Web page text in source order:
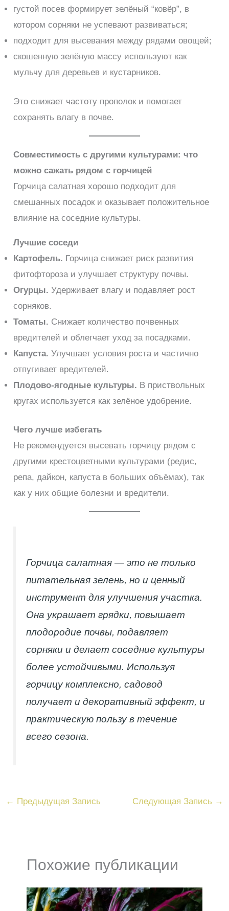
густой посев формирует зелёный “ковёр”, в
котором сорняки не успевают развиваться;
подходит для высевания между рядами овощей;
скошенную зелёную массу используют как
мульчу для деревьев и кустарников.
Это снижает частоту прополок и помогает
сохранять влагу в почве.
Совместимость с другими культурами: что
можно сажать рядом с горчицей
Горчица салатная хорошо подходит для
смешанных посадок и оказывает положительное
влияние на соседние культуры.
Лучшие соседи
Картофель. Горчица снижает риск развития
фитофтороза и улучшает структуру почвы.
Огурцы. Удерживает влагу и подавляет рост
сорняков.
Томаты. Снижает количество почвенных
вредителей и облегчает уход за посадками.
Капуста. Улучшает условия роста и частично
отпугивает вредителей.
Плодово-ягодные культуры. В приствольных
кругах используется как зелёное удобрение.
Чего лучше избегать
Не рекомендуется высевать горчицу рядом с
другими крестоцветными культурами (редис,
репа, дайкон, капуста в больших объёмах), так
как у них общие болезни и вредители.
Горчица салатная — это не только
питательная зелень, но и ценный
инструмент для улучшения участка.
Она украшает грядки, повышает
плодородие почвы, подавляет
сорняки и делает соседние культуры
более устойчивыми. Используя
горчицу комплексно, садовод
получает и декоративный эффект, и
практическую пользу в течение
всего сезона.
← Предыдущая Запись Следующая Запись →
Похожие публикации